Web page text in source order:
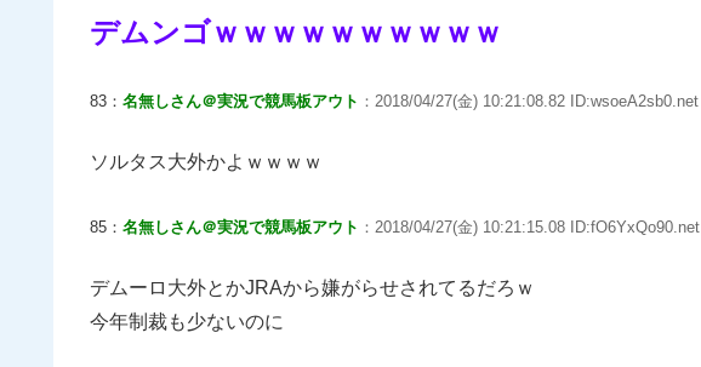
デムンゴｗｗｗｗｗｗｗｗｗｗ
83： 名無しさん＠実況で競馬板アウト ：2018/04/27(金) 10:21:08.82 ID:wsoeA2sb0.net
ソルタス大外かよｗｗｗｗ
85： 名無しさん＠実況で競馬板アウト ：2018/04/27(金) 10:21:15.08 ID:fO6YxQo90.net
デムーロ大外とかJRAから嫌がらせされてるだろｗ
今年制裁も少ないのに